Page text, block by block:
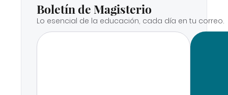
Boletín de Magisterio
Lo esencial de la educación, cada día en tu correo.